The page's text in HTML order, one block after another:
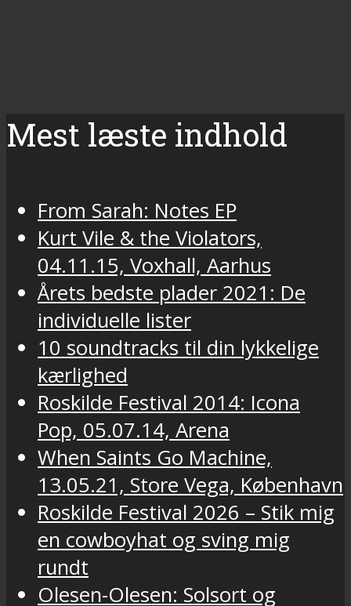
Mest læste indhold
From Sarah: Notes EP
Kurt Vile & the Violators,
04.11.15, Voxhall, Aarhus
Årets bedste plader 2021: De
individuelle lister
10 soundtracks til din lykkelige
kærlighed
Roskilde Festival 2014: Icona
Pop, 05.07.14, Arena
When Saints Go Machine,
13.05.21, Store Vega, København
Roskilde Festival 2026 – Stik mig
en cowboyhat og sving mig
rundt
Olesen-Olesen: Solsort og